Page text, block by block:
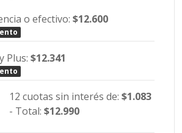
o efectivo:$12.600
Plus:$12.341
12 cuotas sin interés de: $1.083
- Total: $12.990